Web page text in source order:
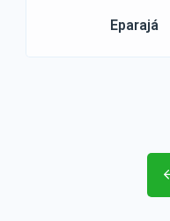
Eparajá